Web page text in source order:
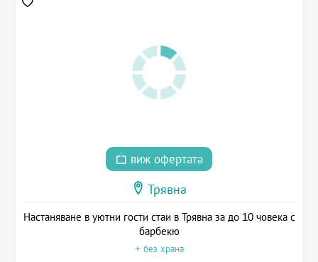
виж офертата
Трявна
Настаняване в уютни гости стаи в Трявна за до 10 човека с
барбекю
+ без храна